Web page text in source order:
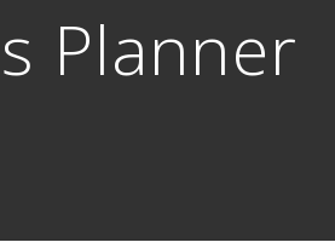
Planner